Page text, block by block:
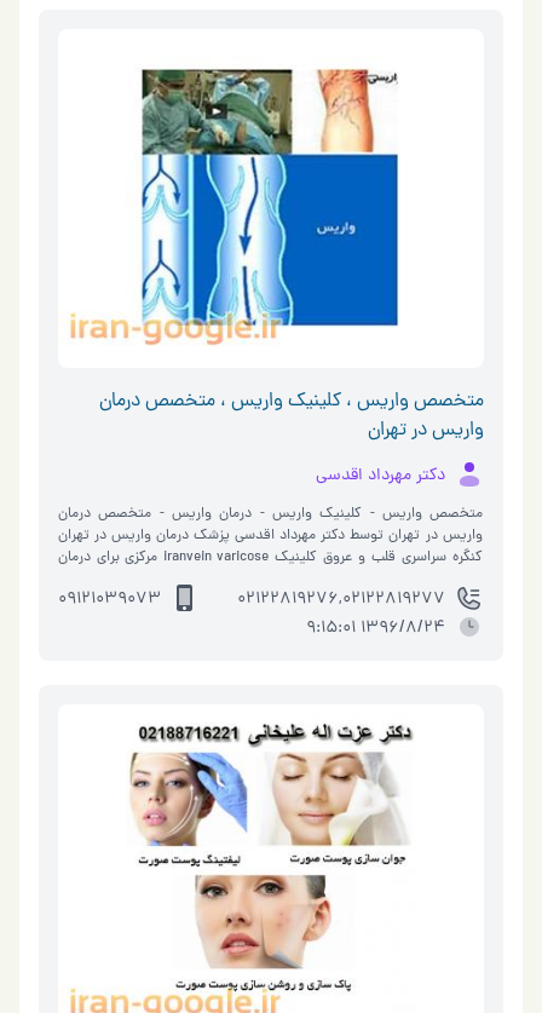
متخصص واریس ، کلینیک واریس ، متخصص درمان
واریس در تهران
دکتر مهرداد اقدسی
متخصص واریس - کلینیک واریس - درمان واریس - متخصص درمان
واریس در تهران توسط دکتر مهرداد اقدسی پزشک درمان واریس در تهران
کنگره سراسری قلب و عروق کلینیک iranvein varicose مرکزی برای درمان
02122819276,02122819277
09121039073
1396/8/24 9:15:01